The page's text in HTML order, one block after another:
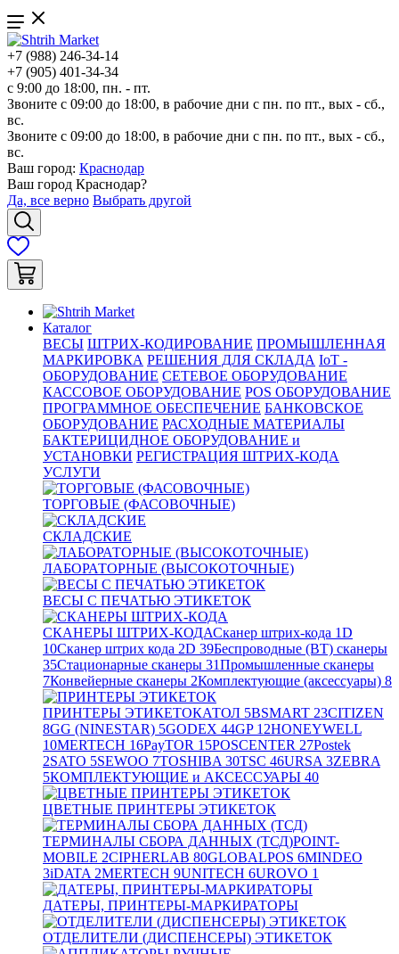
+7 (988) 246-34-14
+7 (905) 401-34-34
с 9:00 до 18:00, пн. - пт.
Звоните с 09:00 до 18:00, в рабочие дни с пн. по пт., вых - сб.,
вс.
Звоните с 09:00 до 18:00, в рабочие дни с пн. по пт., вых - сб.,
вс.
Ваш город: Краснодар
Ваш город Краснодар?
Да, все верно Выбрать другой
Каталог
ВЕСЫ ШТРИХ-КОДИРОВАНИЕ ПРОМЫШЛЕННАЯ
МАРКИРОВКА РЕШЕНИЯ ДЛЯ СКЛАДА IoT -
ОБОРУДОВАНИЕ СЕТЕВОЕ ОБОРУДОВАНИЕ
КАССОВОЕ ОБОРУДОВАНИЕ POS ОБОРУДОВАНИЕ
ПРОГРАММНОЕ ОБЕСПЕЧЕНИЕ БАНКОВСКОЕ
ОБОРУДОВАНИЕ РАСХОДНЫЕ МАТЕРИАЛЫ
БАКТЕРИЦИДНОЕ ОБОРУДОВАНИЕ и
УСТАНОВКИ РЕГИСТРАЦИЯ ШТРИХ-КОДА
УСЛУГИ
ТОРГОВЫЕ (ФАСОВОЧНЫЕ)
СКЛАДСКИЕ
ЛАБОРАТОРНЫЕ (ВЫСОКОТОЧНЫЕ)
ВЕСЫ С ПЕЧАТЬЮ ЭТИКЕТОК
СКАНЕРЫ ШТРИХ-КОДАСканер штрих-кода 1D
10Сканер штрих кода 2D 39Беспроводные (BT) сканеры
35Стационарные сканеры 31Промышленные сканеры
7Конвейерные сканеры 2Комплектующие (аксессуары) 8
ПРИНТЕРЫ ЭТИКЕТОКАТОЛ 5BSMART 23CITIZEN
8GG (NINESTAR) 5GODEX 44GP12HONEYWELL
10MERTECH 16PayTOR 15POSCENTER 27Postek
2SATO 5SEWOO 7TOSHIBA 30TSC 46URSA 3ZEBRA
5КОМПЛЕКТУЮЩИЕ и АКСЕССУАРЫ 40
ЦВЕТНЫЕ ПРИНТЕРЫ ЭТИКЕТОК
ТЕРМИНАЛЫ СБОРА ДАННЫХ (ТСД)POINT-
MOBILE 2CIPHERLAB 80GLOBALPOS 6MINDEO
3iDATA 2MERTECH 9UNITECH 6UROVO 1
ДАТЕРЫ, ПРИНТЕРЫ-МАРКИРАТОРЫ
ОТДЕЛИТЕЛИ (ДИСПЕНСЕРЫ) ЭТИКЕТОК